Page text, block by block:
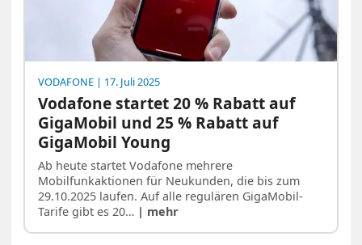
VODAFONE | 17. Juli 2025
Vodafone startet 20 % Rabatt auf
GigaMobil und 25 % Rabatt auf
GigaMobil Young
Ab heute startet Vodafone mehrere
Mobilfunkaktionen für Neukunden, die bis zum
29.10.2025 laufen. Auf alle regulären GigaMobil-
Tarife gibt es 20… | mehr